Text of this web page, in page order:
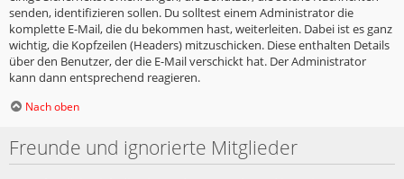
senden, identifizieren sollen. Du solltest einem Administrator die
komplette E-Mail, die du bekommen hast, weiterleiten. Dabei ist es ganz
wichtig, die Kopfzeilen (Headers) mitzuschicken. Diese enthalten Details
über den Benutzer, der die E-Mail verschickt hat. Der Administrator
kann dann entsprechend reagieren.
Nach oben
Freunde und ignorierte Mitglieder